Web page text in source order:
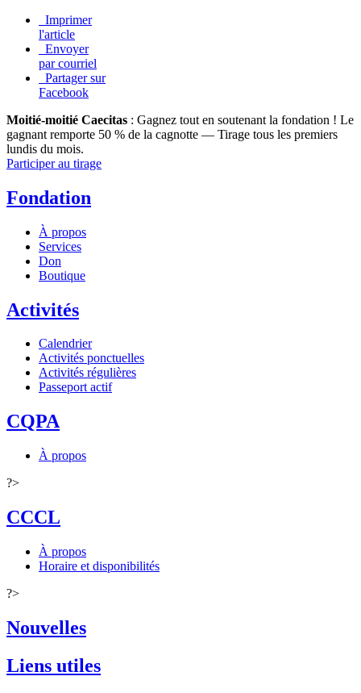
Imprimer
l'article
Envoyer
par courriel
Partager sur
Facebook
Moitié-moitié Caecitas : Gagnez tout en soutenant la fondation ! Le
gagnant remporte 50 % de la cagnotte — Tirage tous les premiers
lundis du mois.
Participer au tirage
Fondation
À propos
Services
Don
Boutique
Activités
Calendrier
Activités ponctuelles
Activités régulières
Passeport actif
CQPA
À propos
?>
CCCL
À propos
Horaire et disponibilités
?>
Nouvelles
Liens utiles